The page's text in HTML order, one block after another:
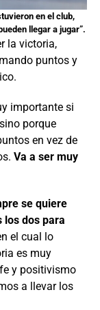
en el club,
llegar a jugar”.
la victoria,
puntos y
importante si
porque
en vez de
Va a ser muy
se quiere
los dos para
el cual lo
es muy
y positivismo
a llevar los